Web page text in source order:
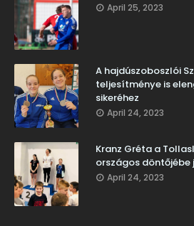
April 25, 2023
A hajdúszoboszlói
teljesítménye is
sikeréhez
April 24, 2023
Kranz Gréta a
országos
April 24, 2023